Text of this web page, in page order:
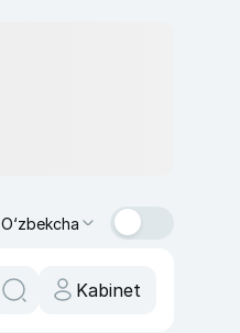
O‘zbekcha
Kabinet